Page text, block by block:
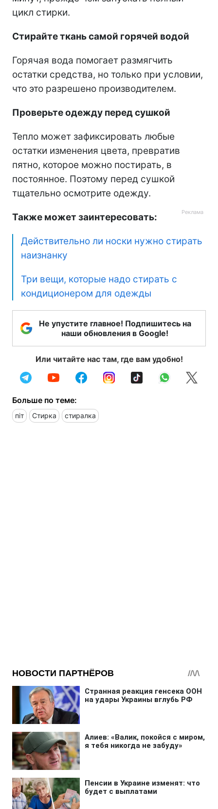
цикл стирки.
Стирайте ткань самой горячей водой
Горячая вода помогает размягчить
остатки средства, но только при условии,
что это разрешено производителем.
Проверьте одежду перед сушкой
Тепло может зафиксировать любые
остатки изменения цвета, превратив
пятно, которое можно постирать, в
постоянное. Поэтому перед сушкой
тщательно осмотрите одежду.
Также может заинтересовать:
Действительно ли носки нужно стирать
наизнанку
Три вещи, которые надо стирать с
кондиционером для одежды
Не упустите главное! Подпишитесь на
наши обновления в Google!
Или читайте нас там, где вам удобно!
Больше по теме:
піт Стирка стиралка